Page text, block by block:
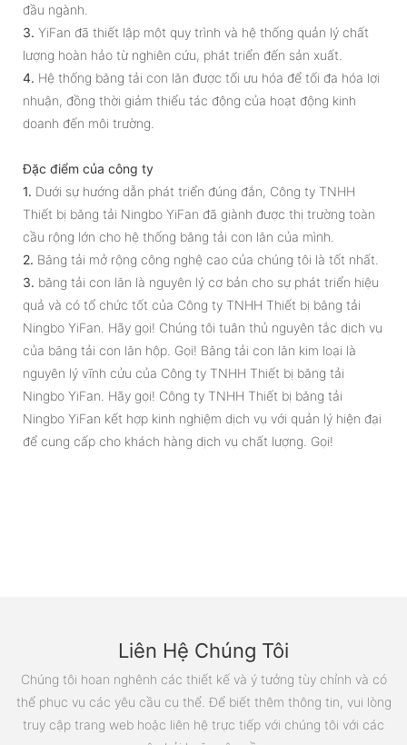
đầu ngành.
3. YiFan đã thiết lập một quy trình và hệ thống quản lý chất
lượng hoàn hảo từ nghiên cứu, phát triển đến sản xuất.
4. Hệ thống băng tải con lăn được tối ưu hóa để tối đa hóa lợi
nhuận, đồng thời giảm thiểu tác động của hoạt động kinh
doanh đến môi trường.
Đặc điểm của công ty
1. Dưới sự hướng dẫn phát triển đúng đắn, Công ty TNHH
Thiết bị băng tải Ningbo YiFan đã giành được thị trường toàn
cầu rộng lớn cho hệ thống băng tải con lăn của mình.
2. Băng tải mở rộng công nghệ cao của chúng tôi là tốt nhất.
3. băng tải con lăn là nguyên lý cơ bản cho sự phát triển hiệu
quả và có tổ chức tốt của Công ty TNHH Thiết bị băng tải
Ningbo YiFan. Hãy gọi! Chúng tôi tuân thủ nguyên tắc dịch vụ
của băng tải con lăn hộp. Gọi! Băng tải con lăn kim loại là
nguyên lý vĩnh cửu của Công ty TNHH Thiết bị băng tải
Ningbo YiFan. Hãy gọi! Công ty TNHH Thiết bị băng tải
Ningbo YiFan kết hợp kinh nghiệm dịch vụ với quản lý hiện đại
để cung cấp cho khách hàng dịch vụ chất lượng. Gọi!
Liên Hệ Chúng Tôi
Chúng tôi hoan nghênh các thiết kế và ý tưởng tùy chỉnh và có
thể phục vụ các yêu cầu cụ thể. Để biết thêm thông tin, vui lòng
truy cập trang web hoặc liên hệ trực tiếp với chúng tôi với các